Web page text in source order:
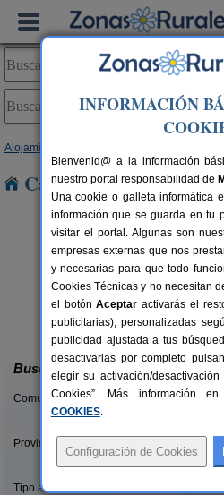
Alojamientos
Casas Rurales cerca
Agroturismo
Alonsotegi (Vizcaya)
Buscar
Comunidades:
Provincias/Islas:
Tipo alquiler:
INFORMACIÓN
Bienvenid@ a la información
nuestro portal responsabilidad de
Una cookie o galleta informática
información que se guarda en tu
visitar el portal. Algunas son
empresas externas que nos
y necesarias para que todo
Cookies Técnicas y no necesitan
el botónAceptar activarás el
publicitarias), personalizadas
publicidad ajustada a tus
desactivarlas por completo
elegir su activación/
Cookies”. Más información
COOKIES.